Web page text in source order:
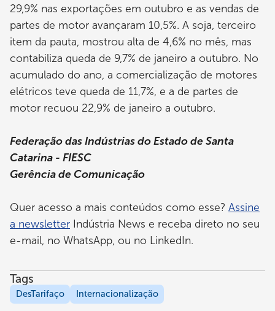
29,9% nas exportações em outubro e as vendas de
partes de motor avançaram 10,5%. A soja, terceiro
item da pauta, mostrou alta de 4,6% no mês, mas
contabiliza queda de 9,7% de janeiro a outubro. No
acumulado do ano, a comercialização de motores
elétricos teve queda de 11,7%, e a de partes de
motor recuou 22,9% de janeiro a outubro.
Federação das Indústrias do Estado de Santa
Catarina - FIESC
Gerência de Comunicação
Quer acesso a mais conteúdos como esse? Assine
a newsletter Indústria News e receba direto no seu
e-mail, no WhatsApp, ou no LinkedIn.
Tags
DesTarifaço Internacionalização